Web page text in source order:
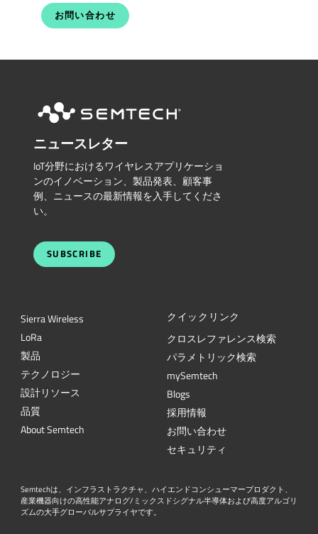
お問い合わせ
ニュースレター
IoT分野におけるワイヤレスアプリケーショ
ンのイノベーション、製品発表、顧客事
例、ニュースの最新情報を入手してくださ
い。
SUBSCRIBE
Sierra Wireless
LoRa
製品
テクノロジー
設計リソース
品質
About Semtech
クイックリンク
クロスレファレンス検索
パラメトリック検索
mySemtech
Blogs
採用情報
お問い合わせ
セキュリティ
Semtechは、インフラストラクチャ、ハイエンドコンシューマープロダクト、
産業機器向けの高性能アナログ/ミックスドシグナル半導体および高度アルゴリ
ズムの大手グローバルサプライヤです。